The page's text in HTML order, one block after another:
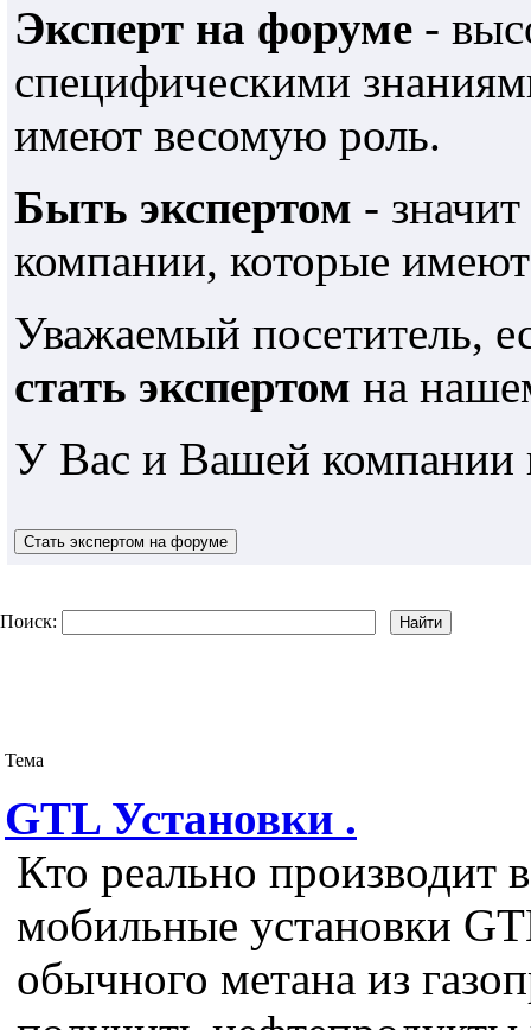
Эксперт на форуме -
специфическими
имеют весомую роль.
Быть экспертом -
компании, которые
Уважаемый посетитель,
стать экспертом на
У Вас и Вашей компании
Поиск:
Тема
GTL Установки .
Кто реально производит
мобильные установки
обычного метана из